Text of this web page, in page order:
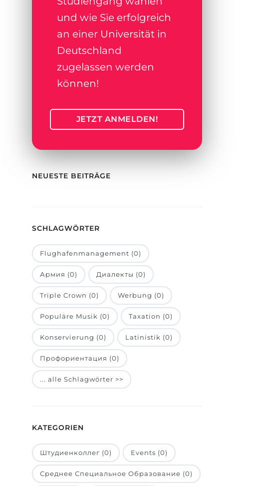
und wie Sie erfolgreich
an einer Universität in
Deutschland
zugelassen werden
können!
JETZT ANMELDEN!
NEUESTE BEITRÄGE
SCHLAGWÖRTER
Flughafenmanagement (0)
Армия (0) Диалекты (0)
Triple Crown (0) Werbung (0)
Populäre Musik (0) Taxation (0)
Konservierung (0) Latinistik (0)
Профориентация (0)
... alle Schlagwörter >>
KATEGORIEN
Штудиенколлег (0) Events (0)
Среднее Специальное Образование (0)